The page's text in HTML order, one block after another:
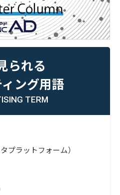
られる
ング用語
TERM
プラットフォーム）